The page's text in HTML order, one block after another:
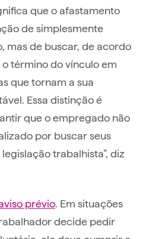
que o afastamento
de simplesmente
mas de buscar, de acordo
término do vínculo em
que tornam a sua
Essa distinção é
que o empregado não
por buscar seus
trabalhista”, diz
prévio. Em situações
decide pedir